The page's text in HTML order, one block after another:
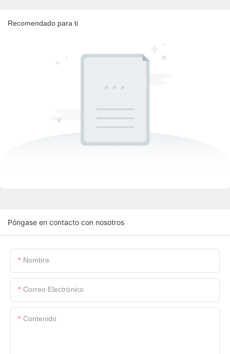
Recomendado para ti
Póngase en contacto con nosotros
Nombre
Correo Electrónico
Contenido